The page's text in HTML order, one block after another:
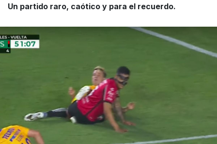
Un partido raro, caótico y para el recuerdo.